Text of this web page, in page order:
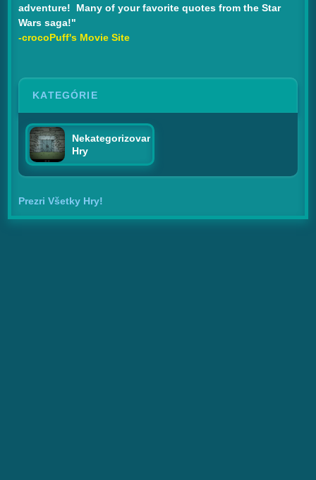
adventure! Many of your favorite quotes from the Star
Wars saga!"
-crocoPuff's Movie Site
KATEGÓRIE
Nekategorizované
Hry
Prezri Všetky Hry!